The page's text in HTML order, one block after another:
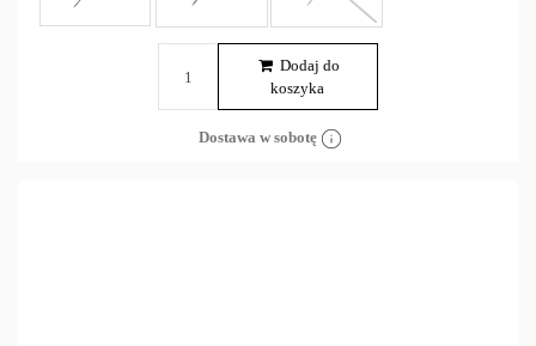
Dodaj do
koszyka
Dostawa w sobotę